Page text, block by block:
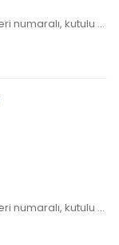
100-105-110-115-120-125-130 cm mevcuttur. Seri numaralı, kutulu ve sertifikalı olarak gönderilecektir.
100-105-110-115-120-125-130 cm mevcuttur. Seri numaralı, kutulu ve sertifikalı olarak gönderilecektir.